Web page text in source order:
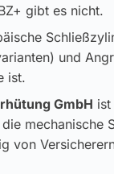
gibt es nicht.
und
ist.
GmbH
mechanische
von